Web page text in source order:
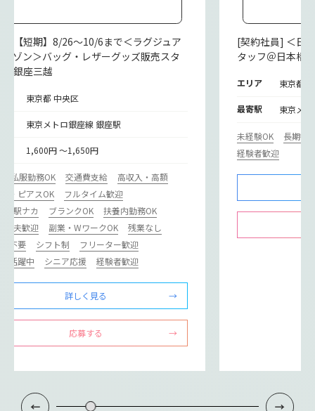
] 【短期】8/26～10/6まで＜ラグジュア
メゾン＞バッグ・レザーグッズ販売スタ
＠銀座三越
東京都 中央区
東京メトロ銀座線 銀座駅
1,600円 ～1,650円
私服勤務OK 交通費支給
高収入・高額
・ピアスOK
フルタイム歓迎
･駅ナカ
ブランクOK
扶養内勤務OK
主夫歓迎
副業・WワークOK
残業なし
不要
シフト制
フリーター歓迎
活躍中
シニア応援 経験者歓迎
詳しく見る
応募する
[契約社員] ＜日
タッフ＠日本橋
エリア 東京都
最寄駅 東京メ
未経験OK
長期歓
経験者歓迎